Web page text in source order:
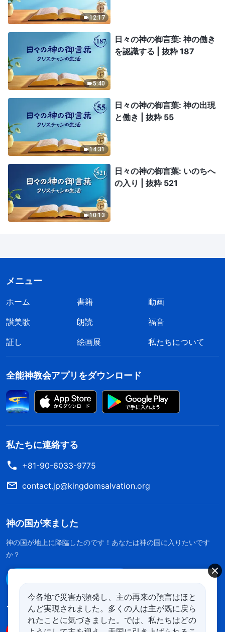
12:17
5:40
日々の神の御言葉: 神の働き
を認識する | 抜粋 187
14:31
日々の神の御言葉: 神の出現
と働き | 抜粋 55
10:13
日々の神の御言葉: いのちへ
の入り | 抜粋 521
メニュー
ホーム 書籍
動画
讃美歌
朗読
福音
証し
絵画展 私たちについて
全能神教会アプリをダウンロード
私たちに連絡する
+81-90-6033-9775
contact.jp@kingdomsalvation.org
神の国が来ました
神の国が地上に降臨したのです！あなたは神の国に入りたいです
か？
フォローする
今各地で災害が頻発し、主の再来の預言はほと
んど実現されました。多くの人は主が既に戻ら
れたことに気づきました。では、私たちはどの